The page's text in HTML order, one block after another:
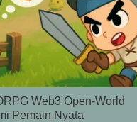
Web3 Open-World
Pemain Nyata